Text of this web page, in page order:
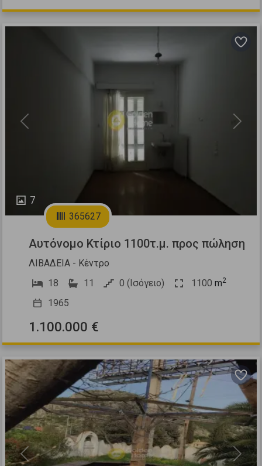
7
Previous Next
365627
Αυτόνομο Κτίριο 1100τ.μ. προς πώληση
ΛΙΒΑΔΕΙΑ - Κέντρο
18
11 0 (Ισόγειο) 1100 m2
1965
1.100.000 €
Previous Next